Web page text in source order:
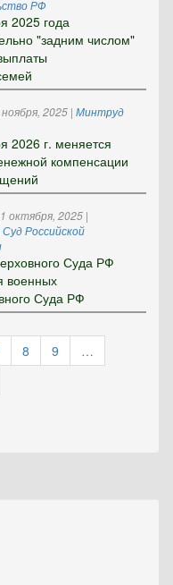
РФ
2025 года
"задним числом"
2025 | Минтруд
2026 г. меняется
компенсации
октября, 2025 |
Российской
Суда РФ
военных
Суда РФ
8 9
…